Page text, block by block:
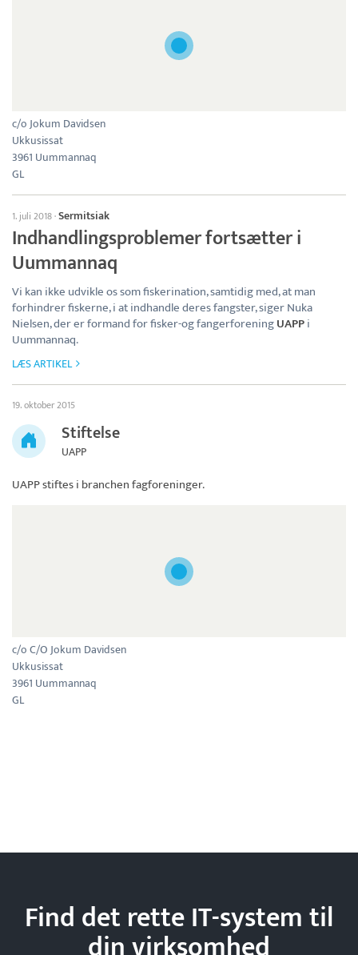
c/o Jokum Davidsen
Ukkusissat
3961 Uummannaq
GL
1. juli 2018·Sermitsiak
Indhandlingsproblemer fortsætter i
Uummannaq
Vi kan ikke udvikle os som fiskerination, samtidig med, at man
forhindrer fiskerne, i at indhandle deres fangster, siger Nuka
Nielsen, der er formand for fisker-og fangerforeningUAPPi
Uummannaq.
LÆS ARTIKEL
19. oktober 2015
Stiftelse
UAPP
UAPPstiftes i branchen fagforeninger.
c/o C/O Jokum Davidsen
Ukkusissat
3961 Uummannaq
GL
Find det rette IT-system til